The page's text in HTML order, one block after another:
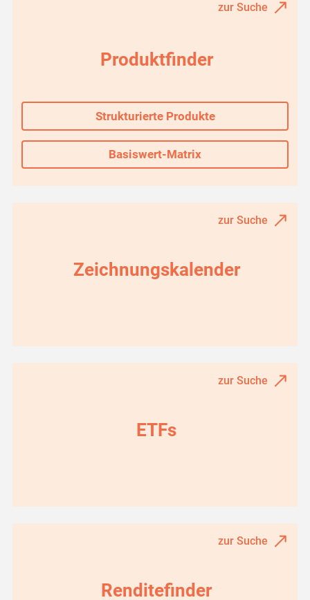
zur Suche
Produktfinder
Strukturierte Produkte
Basiswert-Matrix
zur Suche
Zeichnungskalender
zur Suche
ETFs
zur Suche
Renditefinder